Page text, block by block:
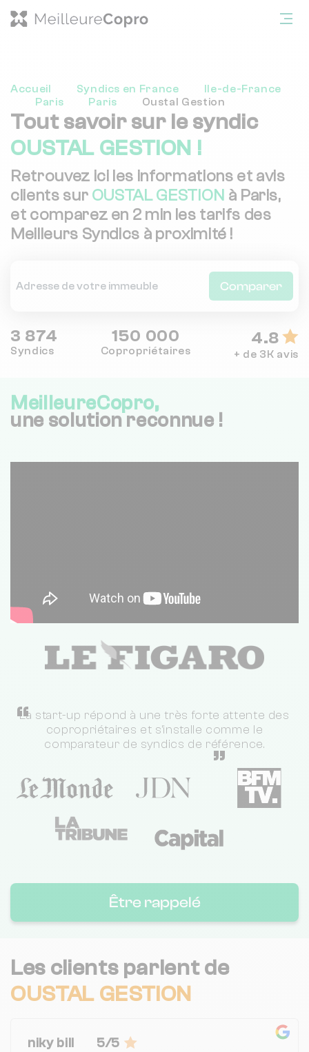
Accueil Syndics en France
Ile-de-France
Paris
Paris Oustal Gestion
Tout savoir sur le syndic
OUSTAL GESTION !
Retrouvez ici les informations et avis
clients sur OUSTAL GESTION à Paris,
et comparez en 2 min les tarifs des
Meilleurs Syndics à proximité !
Comparer
3 874
Syndics
150 000
Copropriétaires
4.8
+ de 3K avis
MeilleureCopro,
une solution reconnue !
“
La start-up répond à une très forte attente des
copropriétaires et s'installe comme le
comparateur de syndics de référence.
”
Être rappelé
Les clients parlent de
OUSTAL GESTION
niky bill 5/5